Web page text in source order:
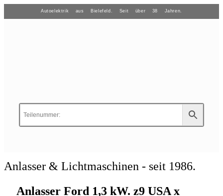
Autoelektrik aus Bielefeld. Seit über 38 Jahren.
Anlasser & Lichtmaschinen - seit 1986.
Anlasser Ford 1,3 kW. z9 USA x